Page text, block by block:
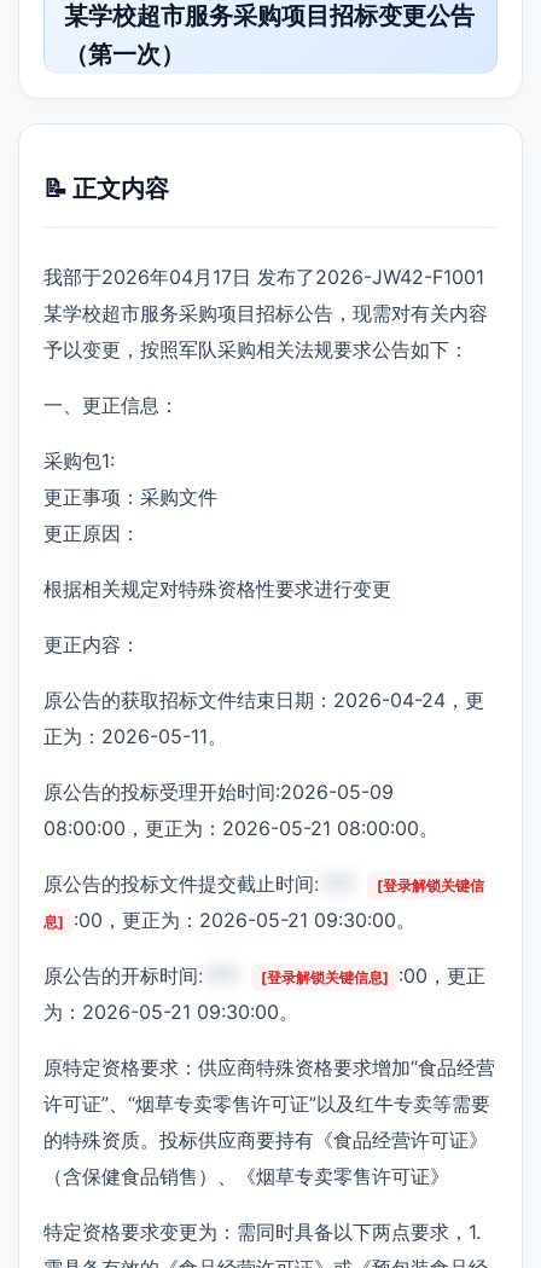
某学校超市服务采购项目招标变更公告
（第一次）
📝 正文内容
我部于2026年04月17日 发布了2026-JW42-F1001
某学校超市服务采购项目招标公告，现需对有关内容
予以变更，按照军队采购相关法规要求公告如下：
一、更正信息：
采购包1:
更正事项：采购文件
更正原因：
根据相关规定对特殊资格性要求进行变更
更正内容：
原公告的获取招标文件结束日期：2026-04-24，更
正为：2026-05-11。
原公告的投标受理开始时间:2026-05-09
08:00:00，更正为：2026-05-21 08:00:00。
原公告的投标文件提交截止时间:
[登录解锁关键信
息]
:00，更正为：2026-05-21 09:30:00。
原公告的开标时间: [登录解锁关键信息]
:00，更正
为：2026-05-21 09:30:00。
原特定资格要求：供应商特殊资格要求增加“食品经营
许可证”、“烟草专卖零售许可证”以及红牛专卖等需要
的特殊资质。投标供应商要持有《食品经营许可证》
（含保健食品销售）、《烟草专卖零售许可证》
特定资格要求变更为：需同时具备以下两点要求，1.